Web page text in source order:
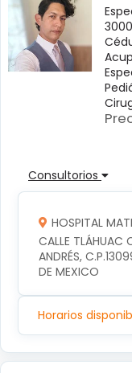
Consultorios
HOSPITAL
CALLE TLÁHUAC
ANDRÉS,
DE MEXICO
Horarios